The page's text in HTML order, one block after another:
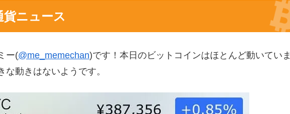
貨ニュース
ー(@me_memechan)です！本日のビットコインはほとんど動いていま
動きはないようです。